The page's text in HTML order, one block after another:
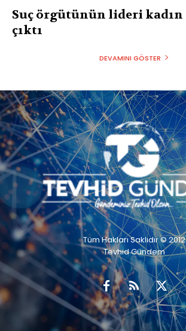
Suç örgütünün lideri kadın
çıktı
DEVAMINI GÖSTER
Tüm Hakları Saklıdır © 2012
Tevhid Gündem